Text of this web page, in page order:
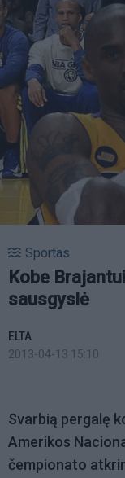
Sportas
Kobe
sausgyslė
ELTA
2013-04-13 15:10
Svarbią pergalę
Amerikos
čempionato